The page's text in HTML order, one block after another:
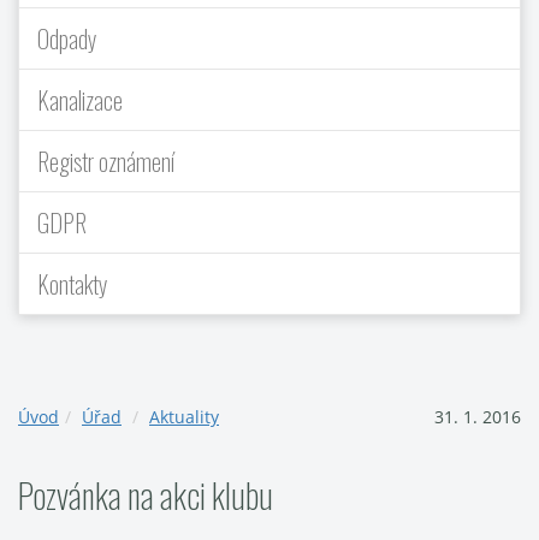
Odpady
Kanalizace
Registr oznámení
GDPR
Kontakty
Úvod Úřad Aktuality 31. 1. 2016
Pozvánka na akci klubu